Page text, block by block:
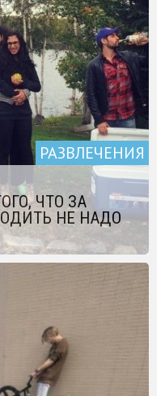
РАЗВЛЕЧЕНИЯ
ЧТО ЗА
НЕ НАДО